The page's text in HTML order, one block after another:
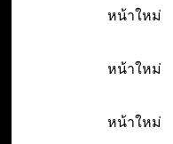
หน้าใหม่
หน้าใหม่
หน้าใหม่